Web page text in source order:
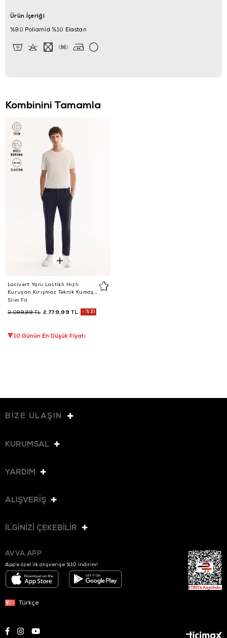
Ürün İçeriği
%90 Poliamid %10 Elastan
Kombinini Tamamla
Lacivert Yanı Lastikli Hızlı
Kuruyan Kırışmaz Teknik Kumaş
Pantolon
Slim Fit
2.779,99 TL
3.099,99 TL %10
🔻10 Günün En Düşük Fiyatı
BİZE ULAŞIN
KURUMSAL
YARDIM
ALIŞVERİŞ
İLGİNİZİ ÇEKEBİLİR
AVVA APP
App’e özel ilk alışverişe %10 indirim!
Türkçe